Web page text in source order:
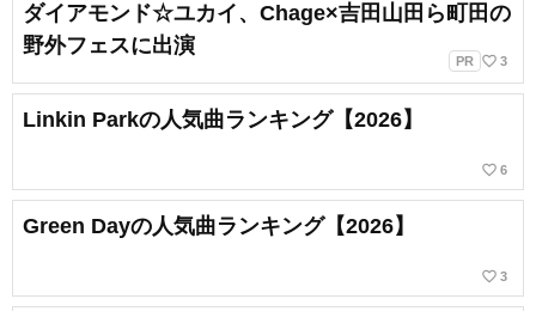
ダイアモンド☆ユカイ、Chage×吉田山田ら町田の
野外フェスに出演
PR favorite_border 3
Linkin Parkの人気曲ランキング【2026】
favorite_border 6
Green Dayの人気曲ランキング【2026】
favorite_border 3